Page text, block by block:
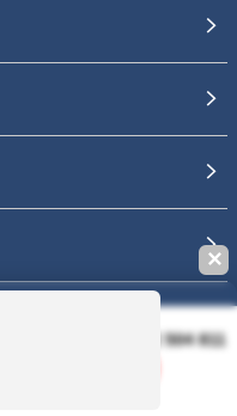
SAS - R.C.S. DOLE 504 811
✕